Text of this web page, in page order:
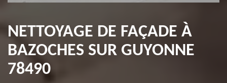
NETTOYAGE DE FAÇADE À
BAZOCHES SUR GUYONNE
78490